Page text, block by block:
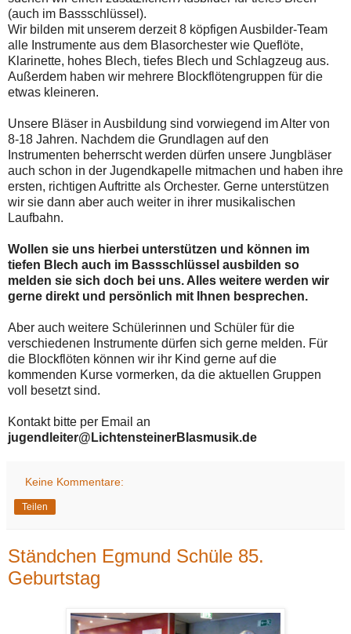
(auch im Bassschlüssel).
Wir bilden mit unserem derzeit 8 köpfigen Ausbilder-Team
alle Instrumente aus dem Blasorchester wie Queflöte,
Klarinette, hohes Blech, tiefes Blech und Schlagzeug aus.
Außerdem haben wir mehrere Blockflötengruppen für die
etwas kleineren.
Unsere Bläser in Ausbildung sind vorwiegend im Alter von
8-18 Jahren. Nachdem die Grundlagen auf den
Instrumenten beherrscht werden dürfen unsere Jungbläser
auch schon in der Jugendkapelle mitmachen und haben ihre
ersten, richtigen Auftritte als Orchester. Gerne unterstützen
wir sie dann aber auch weiter in ihrer musikalischen
Laufbahn.
Wollen sie uns hierbei unterstützen und können im
tiefen Blech auch im Bassschlüssel ausbilden so
melden sie sich doch bei uns. Alles weitere werden wir
gerne direkt und persönlich mit Ihnen besprechen.
Aber auch weitere Schülerinnen und Schüler für die
verschiedenen Instrumente dürfen sich gerne melden. Für
die Blockflöten können wir ihr Kind gerne auf die
kommenden Kurse vormerken, da die aktuellen Gruppen
voll besetzt sind.
Kontakt bitte per Email an
jugendleiter@LichtensteinerBlasmusik.de
Keine Kommentare:
Teilen
Ständchen Egmund Schüle 85.
Geburtstag